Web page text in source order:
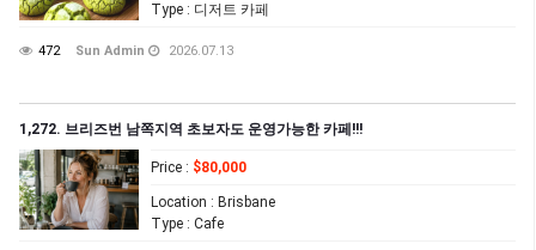
Type : 디저트 카페
472 Sun Admin 2026.07.13
1,272. 브리즈번 남쪽지역 초보자도 운영가능한 카페!!!
Price : $80,000
Location : Brisbane
Type : Cafe